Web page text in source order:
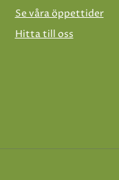
Se våra öppettider
Hitta till oss